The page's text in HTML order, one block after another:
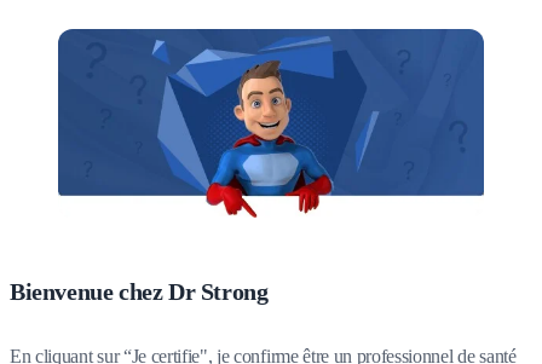
Bienvenue chez Dr Strong
En cliquant sur “Je certifie", je confirme être un professionnel de santé